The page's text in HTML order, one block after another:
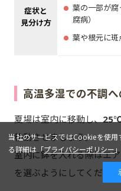
症状と
見分け方
葉の一部が
腐病）
葉や根元に斑
高温多湿での不調
夏場は室内に移動し、 25℃
移動させましょう。
室内に鉢を入れる際はエ
を選ぶようにしてくださ
当社のサービスではCookieを使
る詳細は「プライバシーポリシー